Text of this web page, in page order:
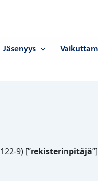
Jäsenyys
9) [”rekisterinpitäjä”]